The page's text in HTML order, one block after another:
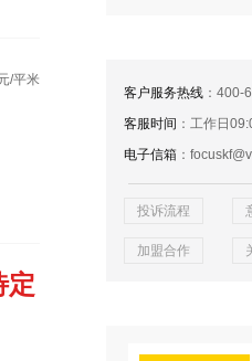
/平米
定
客户服务热线 ：400-
客服时间 ：工作日
电子信箱 ：
投诉流程
加盟合作